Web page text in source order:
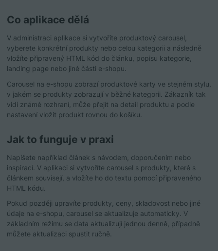
Co aplikace dělá
V administraci aplikace si vytvoříte produktový carousel,
vyberete konkrétní produkty nebo celou kategorii a následně
vložíte připravený HTML kód do článku, popisu kategorie,
landing page nebo jiné části e-shopu.
Carousel na e-shopu zobrazí produktové karty ve stejném stylu,
v jakém se produkty zobrazují v běžné kategorii. Zákazník tak
vidí známé rozhraní, může přejít na detail produktu a podle
nastavení vložit produkt rovnou do košíku.
Jak to funguje v praxi
Napíšete například článek s návodem, doporučením nebo
inspirací. V aplikaci si vytvoříte carousel s produkty, které s
článkem souvisejí, a vložíte ho do textu pomocí připraveného
HTML kódu.
Pokud později upravíte produkty, ceny, skladovost nebo jiné
údaje na e-shopu, carousel se aktualizuje automaticky. V
základním režimu se data aktualizují jednou denně, případně
můžete aktualizaci spustit ručně.